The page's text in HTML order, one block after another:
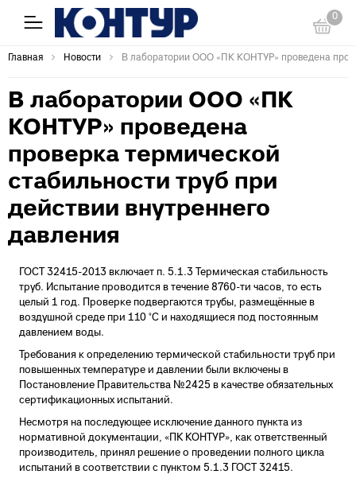
0
Главная Новости В лаборатории ООО «ПК КОНТУР» проведена
В лаборатории ООО «ПК
КОНТУР» проведена
проверка термической
стабильности труб при
действии внутреннего
давления
ГОСТ 32415-2013 включает п. 5.1.3 Термическая стабильность
труб. Испытание проводится в течение 8760-ти часов, то есть
целый 1 год. Проверке подвергаются трубы, размещённые в
воздушной среде при 110 °С и находящиеся под постоянным
давлением воды.
Требования к определению термической стабильности труб при
повышенных температуре и давлении были включены в
Постановление Правительства №2425 в качестве обязательных
сертификационных испытаний.
Несмотря на последующее исключение данного пункта из
нормативной документации, «ПК КОНТУР», как ответственный
производитель, принял решение о проведении полного цикла
испытаний в соответствии с пунктом 5.1.3 ГОСТ 32415.